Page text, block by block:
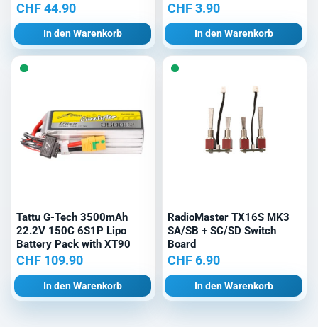
CHF44.90
In den Warenkorb
CHF3.90
In den Warenkorb
Tattu G-Tech 3500mAh
22.2V 150C 6S1P Lipo
Battery Pack with XT90
CHF 109.90
In den Warenkorb
RadioMaster TX16S MK3
SA/SB + SC/SD Switch
Board
CHF6.90
In den Warenkorb